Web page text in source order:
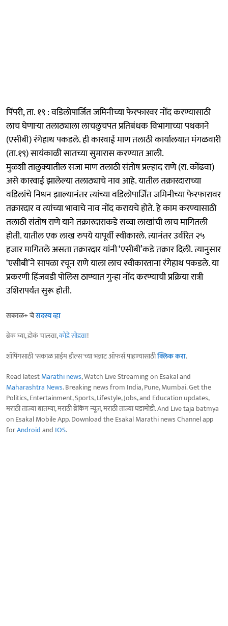
पिंपरी, ता. १९ : वडिलोपार्जित जमिनीच्या फेरफारवर नोंद करण्यासाठी
लाच घेणाऱ्या तलाठ्याला लाचलुचपत प्रतिबंधक विभागाच्या पथकाने
(एसीबी) रंगेहाथ पकडले. ही कारवाई माण तलाठी कार्यालयात मंगळवारी
(ता.१९) सायंकाळी सातच्या सुमारास करण्यात आली.
मुळशी तालुक्यातील सजा माण तलाठी संतोष प्रल्हाद राणे (रा. कोंढवा)
असे कारवाई झालेल्या तलाठ्याचे नाव आहे. यातील तक्रारदाराच्या
वडिलांचे निधन झाल्यानंतर त्यांच्या वडिलोपार्जित जमिनीच्या फेरफारावर
तक्रारदार व त्यांच्या भावाचे नाव नोंद करायचे होते. हे काम करण्यासाठी
तलाठी संतोष राणे याने तक्रारदाराकडे सव्वा लाखांची लाच मागितली
होती. यातील एक लाख रुपये यापूर्वी स्वीकारले. त्यानंतर उर्वरित २५
हजार मागितले असता तक्रारदार यांनी ‘एसीबी’कडे तक्रार दिली. त्यानुसार
‘एसीबी’ने सापळा रचून राणे याला लाच स्वीकारताना रंगेहाथ पकडले. या
प्रकरणी हिंजवडी पोलिस ठाण्यात गुन्हा नोंद करण्याची प्रक्रिया रात्री
उशिरापर्यंत सुरू होती.
सकाळ+ चेसदस्य व्हा
ब्रेक घ्या, डोकं चालवा,कोडे सोडवा!
शॉपिंगसाठी 'सकाळ प्राईम डील्स'च्या भन्नाट ऑफर्स पाहण्यासाठीक्लिक करा.
Read latestMarathi news, Watch Live Streaming on Esakal and
Maharashtra News. Breaking news from India, Pune, Mumbai. Get the
Politics, Entertainment, Sports, Lifestyle, Jobs, and Education updates,
मराठी ताज्या बातम्या, मराठी ब्रेकिंग न्यूज, मराठी ताज्या घडामोडी. And Live taja batmya
on Esakal Mobile App. Download the Esakal Marathi news Channel app
forAndroidand IOS.